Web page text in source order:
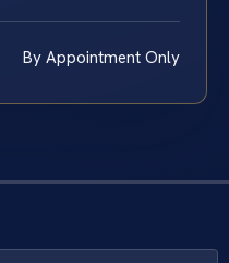
By Appointment Only